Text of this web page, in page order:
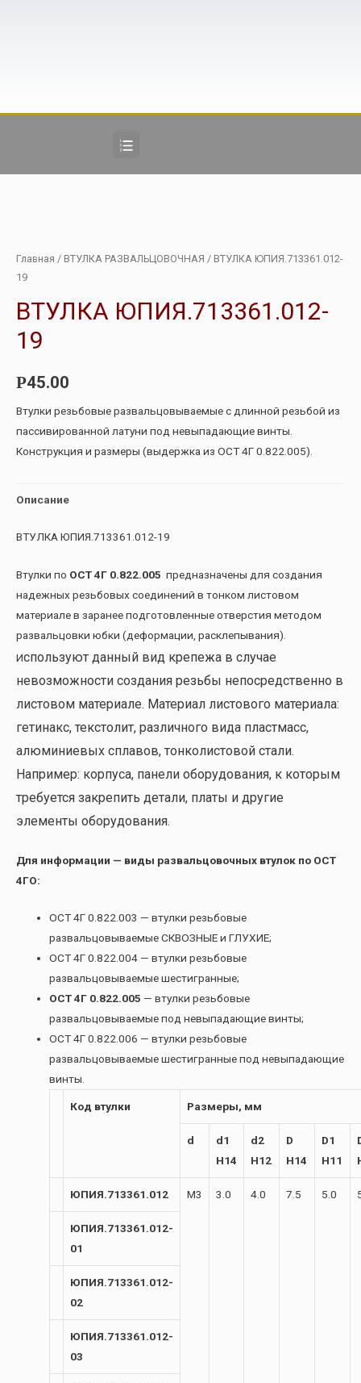
Главная / ВТУЛКА РАЗВАЛЬЦОВОЧНАЯ / ВТУЛКА ЮПИЯ.713361.012-
19
ВТУЛКА ЮПИЯ.713361.012-
19
Р45.00
Втулки резьбовые развальцовываемые с длинной резьбой из
пассивированной латуни под невыпадающие винты.
Конструкция и размеры (выдержка из ОСТ 4Г 0.822.005).
Описание
ВТУЛКА ЮПИЯ.713361.012-19
Втулки по ОСТ 4Г 0.822.005 предназначены для создания
надежных резьбовых соединений в тонком листовом
материале в заранее подготовленные отверстия методом
развальцовки юбки (деформации, расклепывания).
Используют данный вид крепежа в случае
невозможности создания резьбы непосредственно в
листовом материале. Материал листового материала:
гетинакс, текстолит, различного вида пластмасс,
алюминиевых сплавов, тонколистовой стали.
Например: корпуса, панели оборудования, к которым
требуется закрепить детали, платы и другие
элементы оборудования.
Для информации — виды развальцовочных втулок по ОСТ
4ГО:
ОСТ 4Г 0.822.003 — втулки резьбовые
развальцовываемые СКВОЗНЫЕ и ГЛУХИЕ;
ОСТ 4Г 0.822.004 — втулки резьбовые
развальцовываемые шестигранные;
ОСТ 4Г 0.822.005 — втулки резьбовые
развальцовываемые под невыпадающие винты;
ОСТ 4Г 0.822.006 — втулки резьбовые
развальцовываемые шестигранные под невыпадающие
винты.
Код втулки Размеры, мм
d
d1
H14
d2
H12
D
H14
D1
H11
ЮПИЯ.713361.012 М3 3.0 4.0 7.5 5.0
ЮПИЯ.713361.012-
01
ЮПИЯ.713361.012-
02
ЮПИЯ.713361.012-
03